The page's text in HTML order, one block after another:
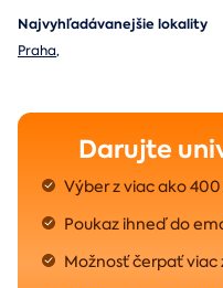
Najvyhľadávanejšie lokality
Praha,
Darujte
Výber z viac ako
Poukaz ihneď do
Možnosť čerpať viac